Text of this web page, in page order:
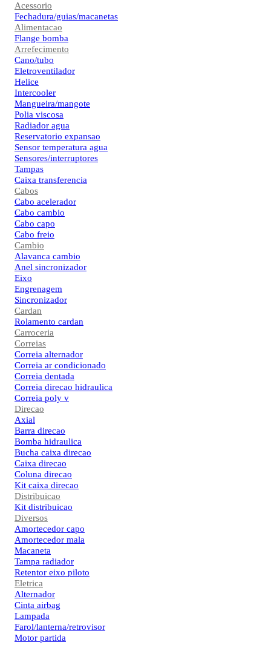
Acessorio
Fechadura/guias/macanetas
Alimentacao
Flange bomba
Arrefecimento
Cano/tubo
Eletroventilador
Helice
Intercooler
Mangueira/mangote
Polia viscosa
Radiador agua
Reservatorio expansao
Sensor temperatura agua
Sensores/interruptores
Tampas
Caixa transferencia
Cabos
Cabo acelerador
Cabo cambio
Cabo capo
Cabo freio
Cambio
Alavanca cambio
Anel sincronizador
Eixo
Engrenagem
Sincronizador
Cardan
Rolamento cardan
Carroceria
Correias
Correia alternador
Correia ar condicionado
Correia dentada
Correia direcao hidraulica
Correia poly v
Direcao
Axial
Barra direcao
Bomba hidraulica
Bucha caixa direcao
Caixa direcao
Coluna direcao
Kit caixa direcao
Distribuicao
Kit distribuicao
Diversos
Amortecedor capo
Amortecedor mala
Macaneta
Tampa radiador
Retentor eixo piloto
Eletrica
Alternador
Cinta airbag
Lampada
Farol/lanterna/retrovisor
Motor partida